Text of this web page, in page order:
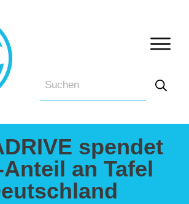
spendet
Anteil an Tafel